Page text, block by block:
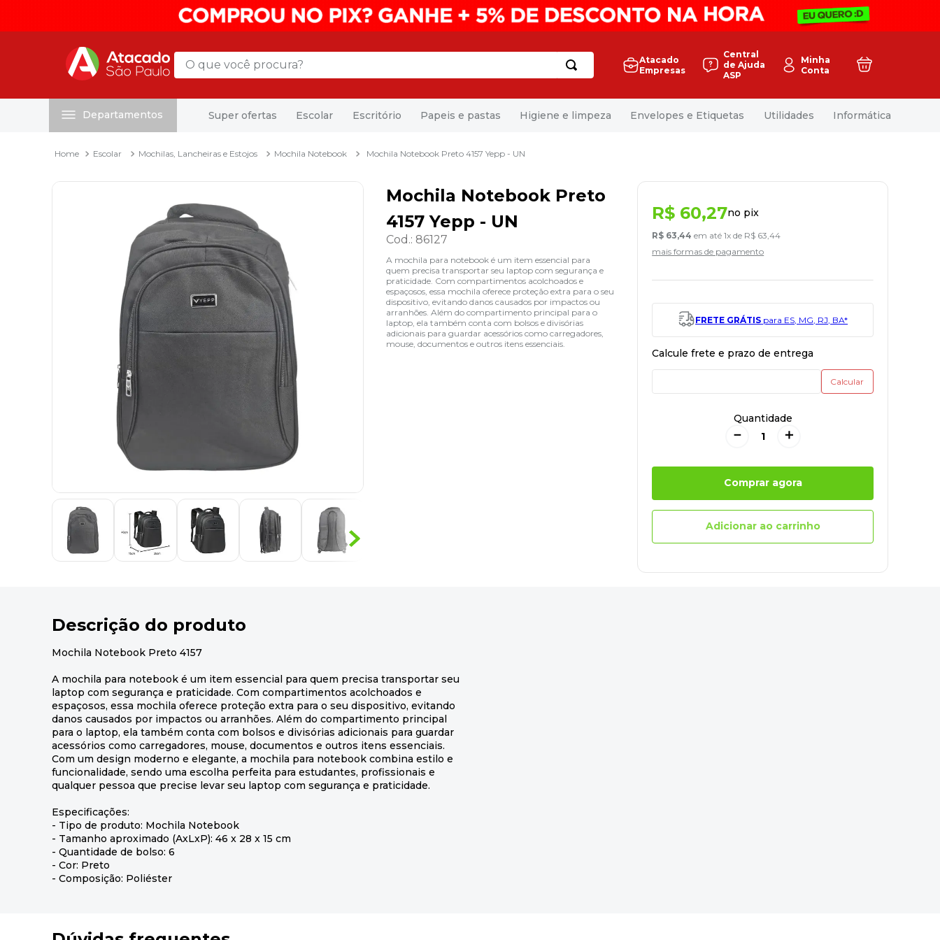
O que você procura?
Atacado
Empresas
Central
de Ajuda
ASP
Minha
Conta
Departamentos Super ofertas Escolar Escritório Papeis e pastas Higiene e limpeza Envelopes e Etiquetas Utilidades Informática
Escolar Mochilas, Lancheiras e Estojos Mochila Notebook Mochila Notebook Preto 4157 Yepp - UN
Mochila Notebook Preto
4157 Yepp - UN
Cod.: 86127
A mochila para notebook é um item essencial para
quem precisa transportar seu laptop com segurança e
praticidade. Com compartimentos acolchoados e
espaçosos, essa mochila oferece proteção extra para o seu
dispositivo, evitando danos causados por impactos ou
arranhões. Além do compartimento principal para o
laptop, ela também conta com bolsos e divisórias
adicionais para guardar acessórios como carregadores,
mouse, documentos e outros itens essenciais.
R$ 60,27no pix
R$ 63,44 em até1x de R$ 63 ,44
mais formas de pagamento
FRETE GRÁTIS para ES, MG, RJ, BA*
Quantidade
＋
－
Comprar agora
Adicionar ao carrinho
Descrição do produto
Mochila Notebook Preto 4157
A mochila para notebook é um item essencial para quem precisa transportar seu
laptop com segurança e praticidade. Com compartimentos acolchoados e
espaçosos, essa mochila oferece proteção extra para o seu dispositivo, evitando
danos causados por impactos ou arranhões. Além do compartimento principal
para o laptop, ela também conta com bolsos e divisórias adicionais para guardar
acessórios como carregadores, mouse, documentos e outros itens essenciais.
Com um design moderno e elegante, a mochila para notebook combina estilo e
funcionalidade, sendo uma escolha perfeita para estudantes, profissionais e
qualquer pessoa que precise levar seu laptop com segurança e praticidade.
Especificações:
- Tipo de produto: Mochila Notebook
- Tamanho aproximado (AxLxP): 46 x 28 x 15 cm
- Quantidade de bolso: 6
- Cor: Preto
- Composição: Poliéster
papel toalha